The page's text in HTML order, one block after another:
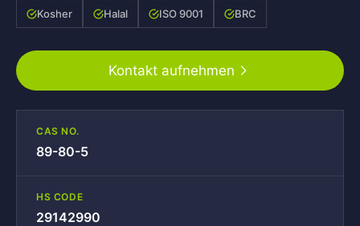
Kosher Halal ISO 9001 BRC
Kontakt aufnehmen
CAS NO.
89-80-5
HS CODE
29142990